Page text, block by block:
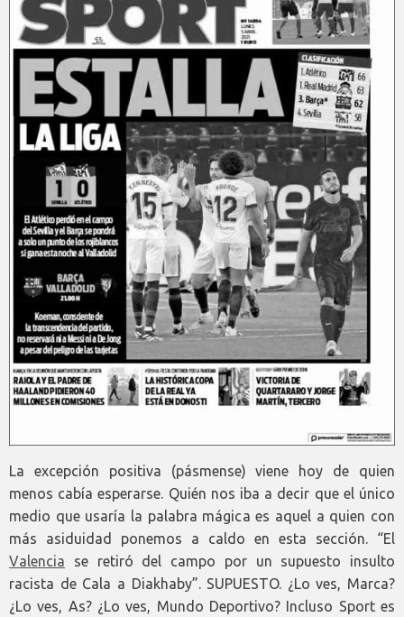
La excepción positiva (pásmense) viene hoy de quien
menos cabía esperarse. Quién nos iba a decir que el único
medio que usaría la palabra mágica es aquel a quien con
más asiduidad ponemos a caldo en esta sección. “El
Valencia se retiró del campo por un supuesto insulto
racista de Cala a Diakhaby”. SUPUESTO. ¿Lo ves, Marca?
¿Lo ves, As? ¿Lo ves, Mundo Deportivo? Incluso Sport es